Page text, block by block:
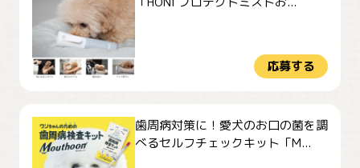
応募する
歯周病対策に！愛犬のお口の菌を調
べるセルフチェックキット「M...